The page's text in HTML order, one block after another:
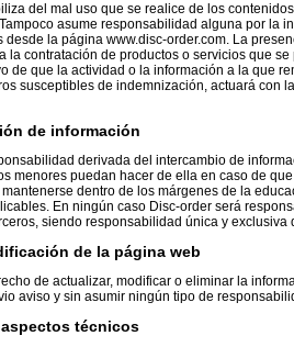
del mal uso que se realice de los
asume responsabilidad alguna por la
desde la página www.disc-order.com. La
la contratación de productos o servicios que
de que la actividad o la información a la que
susceptibles de indemnización, actuará
de información
derivada del intercambio de
menores puedan hacer de ella en caso de
dentro de los márgenes de la
En ningún caso Disc-order será
siendo responsabilidad única y exclusiva
de la página web
de actualizar, modificar o eliminar la
aviso y sin asumir ningún tipo de
técnicos